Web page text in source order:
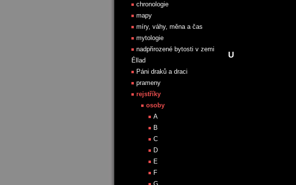
U
chronologie
mapy
míry, váhy, měna a čas
mytologie
nadpřirozené bytosti v zemi
Éllad
Páni draků a draci
prameny
rejstříky
osoby
A
B
C
D
E
F